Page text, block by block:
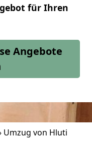
für Ihren
Angebote
Umzug von Hluti